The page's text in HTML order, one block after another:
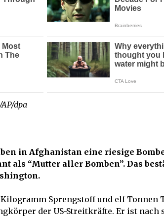
dpa
in Afghanistan eine riesige
als “Mutter aller Bomben”. Das
Sprengstoff und elf Tonnen
der US-Streitkräfte. Er ist nach